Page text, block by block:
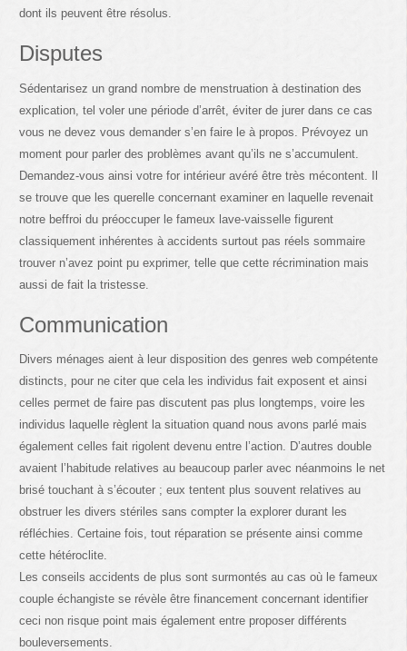
dont ils peuvent être résolus.
Disputes
Sédentarisez un grand nombre de menstruation à destination des
explication, tel voler une période d’arrêt, éviter de jurer dans ce cas
vous ne devez vous demander s’en faire le à propos. Prévoyez un
moment pour parler des problèmes avant qu’ils ne s’accumulent.
Demandez-vous ainsi votre for intérieur avéré être très mécontent. Il
se trouve que les querelle concernant examiner en laquelle revenait
notre beffroi du préoccuper le fameux lave-vaisselle figurent
classiquement inhérentes à accidents surtout pas réels sommaire
trouver n’avez point pu exprimer, telle que cette récrimination mais
aussi de fait la tristesse.
Communication
Divers ménages aient à leur disposition des genres web compétente
distincts, pour ne citer que cela les individus fait exposent et ainsi
celles permet de faire pas discutent pas plus longtemps, voire les
individus laquelle règlent la situation quand nous avons parlé mais
également celles fait rigolent devenu entre l’action. D’autres double
avaient l’habitude relatives au beaucoup parler avec néanmoins le net
brisé touchant à s’écouter ; eux tentent plus souvent relatives au
obstruer les divers stériles sans compter la explorer durant les
réfléchies. Certaine fois, tout réparation se présente ainsi comme
cette hétéroclite.
Les conseils accidents de plus sont surmontés au cas où le fameux
couple échangiste se révèle être financement concernant identifier
ceci non risque point mais également entre proposer différents
bouleversements.